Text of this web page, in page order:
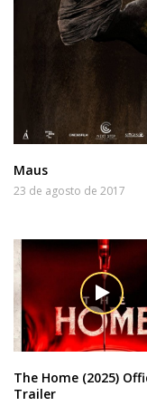
Maus
23 de agosto de 2017
The Home (2025)
Trailer